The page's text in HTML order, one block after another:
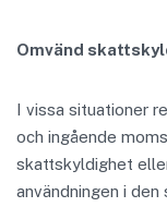
Omvänd
I vissa situationer
och ingående
skattskyldighet
användningen i